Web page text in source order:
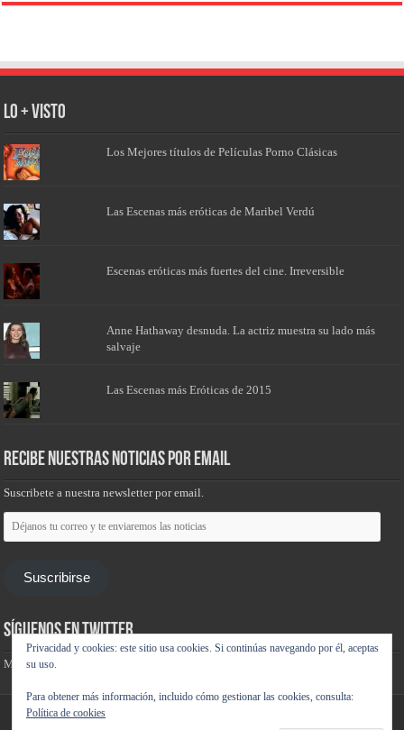
Lo + Visto
Los Mejores títulos de Películas Porno Clásicas
Las Escenas más eróticas de Maribel Verdú
Escenas eróticas más fuertes del cine. Irreversible
Anne Hathaway desnuda. La actriz muestra su lado más
salvaje
Las Escenas más Eróticas de 2015
Recibe nuestras noticias por email
Suscribete a nuestra newsletter por email.
Déjanos
tu
noticias
Suscribirse
Síguenos en Twitter
Mis tuits
Privacidad y cookies: este sitio usa cookies. Si continúas navegando por él, aceptas
su uso.
Para obtener más información, incluido cómo gestionar las cookies, consulta:
Política de cookies